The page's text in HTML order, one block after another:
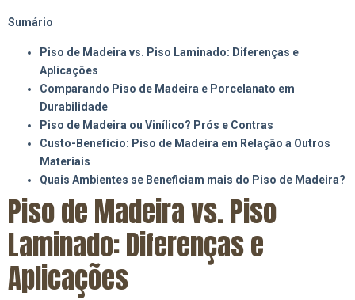
Sumário
Piso de Madeira vs. Piso Laminado: Diferenças e
Aplicações
Comparando Piso de Madeira e Porcelanato em
Durabilidade
Piso de Madeira ou Vinílico? Prós e Contras
Custo-Benefício: Piso de Madeira em Relação a Outros
Materiais
Quais Ambientes se Beneficiam mais do Piso de Madeira?
Piso de Madeira vs. Piso
Laminado: Diferenças e
Aplicações